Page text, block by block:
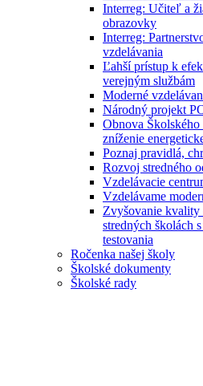
Interreg: Učiteľ a
obrazovky
Interreg:
vzdelávania
Ľahší prístup k
verejným službám
Moderné
Národný projekt
Obnova
zníženie
Poznaj pravidlá,
Rozvoj stredného
Vzdelávacie
Vzdelávame
Zvyšovanie kvality
stredných školách
testovania
Ročenka našej školy
Školské dokumenty
Školské rady